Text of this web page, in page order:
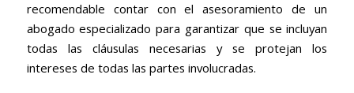
recomendable contar con el asesoramiento de un
abogado especializado para garantizar que se incluyan
todas las cláusulas necesarias y se protejan los
intereses de todas las partes involucradas.